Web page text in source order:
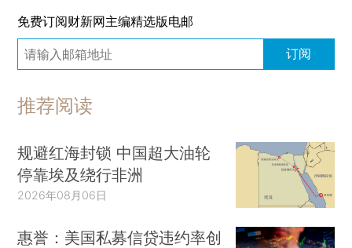
免费订阅财新网主编精选版电邮
订阅
推荐阅读
规避红海封锁 中国超大油轮
停靠埃及绕行非洲
2026年08月06日
惠誉：美国私募信贷违约率创